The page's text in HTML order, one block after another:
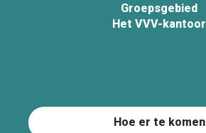
Groepsgebied
Het VVV-kantoor
Hoe er te komen